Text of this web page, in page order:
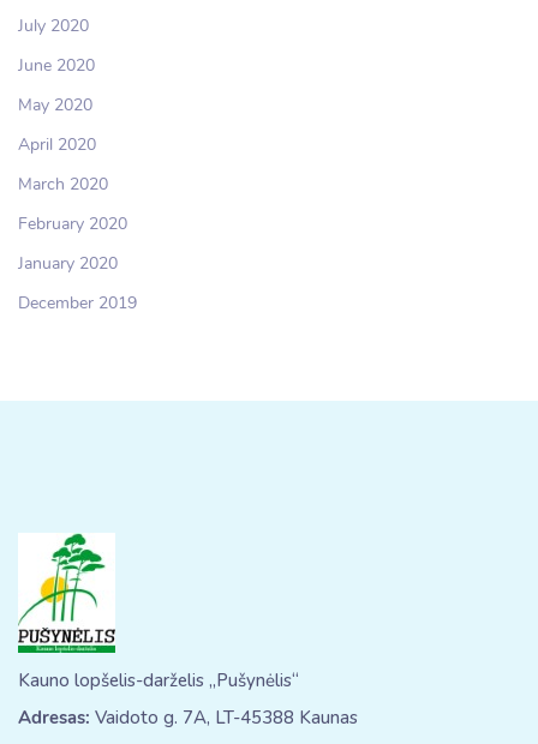
July 2020
June 2020
May 2020
April 2020
March 2020
February 2020
January 2020
December 2019
Kauno lopšelis-darželis „Pušynėlis“
Adresas: Vaidoto g. 7A, LT-45388 Kaunas